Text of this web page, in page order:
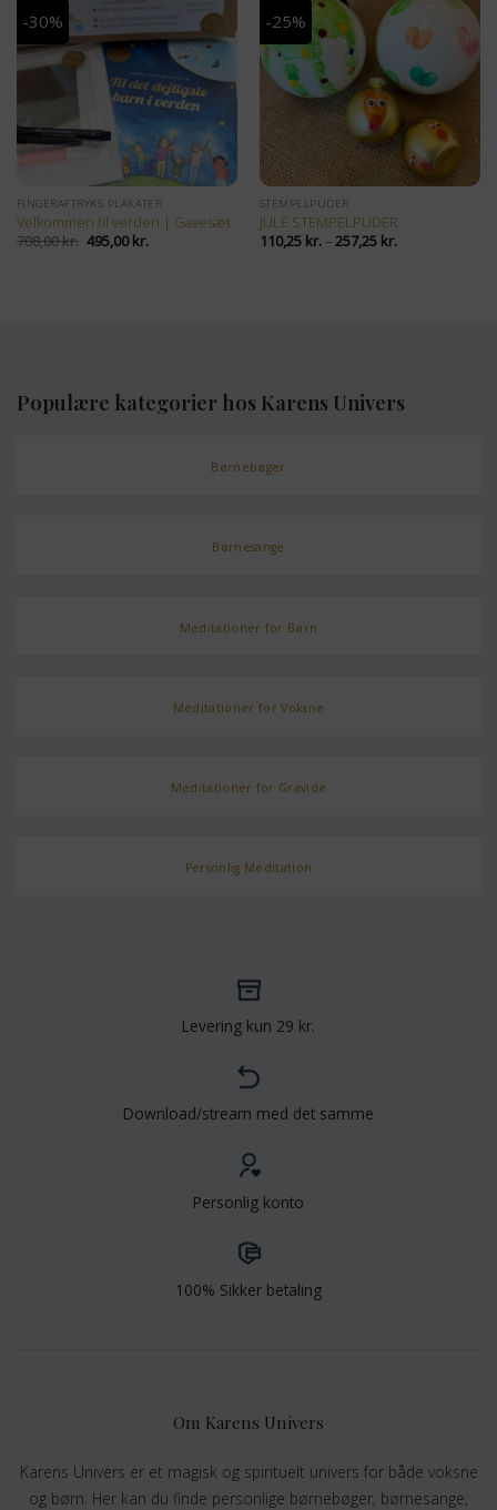
-30%
FINGERAFTRYKS PLAKATER
Velkommen til verden | Gavesæt
708,00kr. Den
oprindelige
495,00kr.Den
-25%
STEMPELPUDER
JULE STEMPELPUDER
110,25 kr. –257,25 kr.Prisinterval:
Populære kategorier hos Karens Univers
Børnebøger
Børnesange
Meditationer for Børn
Meditationer for Voksne
Meditationer for Gravide
Personlig Meditation
Levering kun 29 kr.
Download/stream med det samme
Personlig konto
100% Sikker betaling
Om Karens Univers
Karens Univers er et magisk og spirituelt univers for både voksne
og børn. Her kan du finde personlige børnebøger, børnesange,